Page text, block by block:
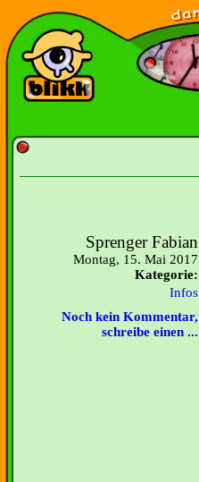
Sprenger Fabian
Montag, 15. Mai 2017
Kategorie:
Infos
Noch kein Kommentar,
schreibe einen ...